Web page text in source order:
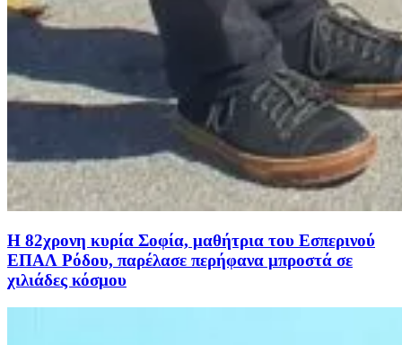
H 82χρονη κυρία Σοφία, μαθήτρια του Εσπερινού
ΕΠΑΛ Ρόδου, παρέλασε περήφανα μπροστά σε
χιλιάδες κόσμου